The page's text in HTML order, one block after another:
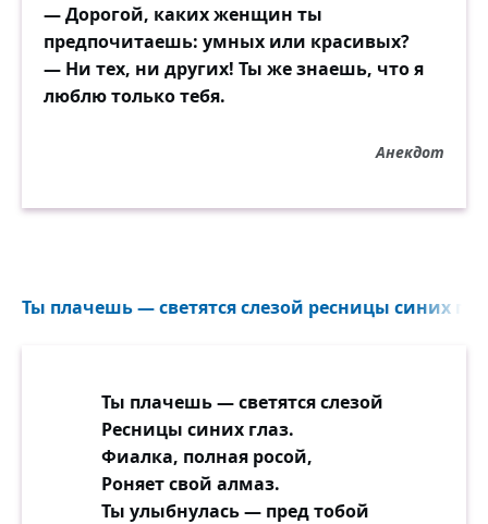
— Дорогой, каких женщин ты
предпочитаешь: умных или красивых?
— Ни тех, ни других! Ты же знаешь, что я
люблю только тебя.
Анекдот
Ты плачешь — светятся слезой ресницы синих
Ты плачешь — светятся слезой
Ресницы синих глаз.
Фиалка, полная росой,
Роняет свой алмаз.
Ты улыбнулась — пред тобой